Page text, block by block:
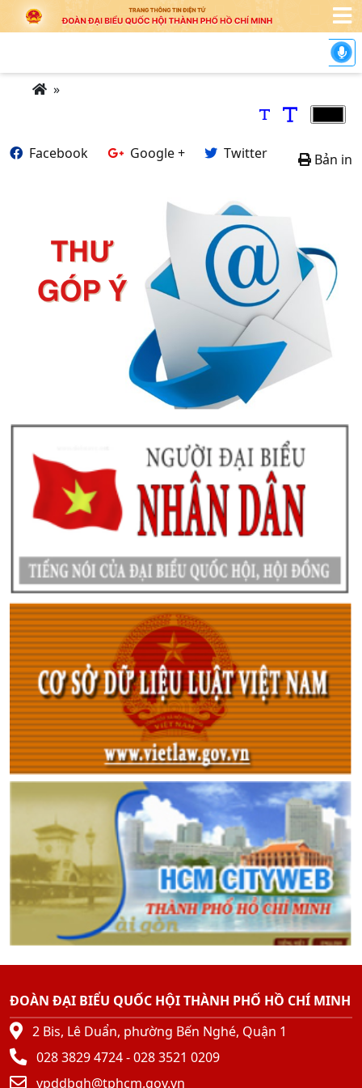
»
Facebook Google + Twitter Bản in
ĐOÀN ĐẠI BIỂU QUỐC HỘI THÀNH PHỐ HỒ CHÍ MINH
2 Bis, Lê Duẩn, phường Bến Nghé, Quận 1
028 3829 4724 - 028 3521 0209
vpddbqh@tphcm.gov.vn